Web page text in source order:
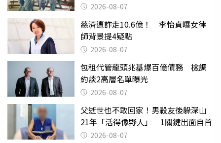
2026-08-07
慈濟遭詐走10.6億！ 李怡貞曝女律
師背景提4疑點
2026-08-07
包租代管龍頭兆基爆百億債務 檢調
約談2高層名單曝光
2026-08-07
父逝世也不敢回家！男殺友後躲深山
21年「活得像野人」 1關鍵出面自首
2026-08-07